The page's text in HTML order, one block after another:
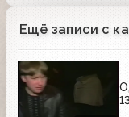
Ещё записи с